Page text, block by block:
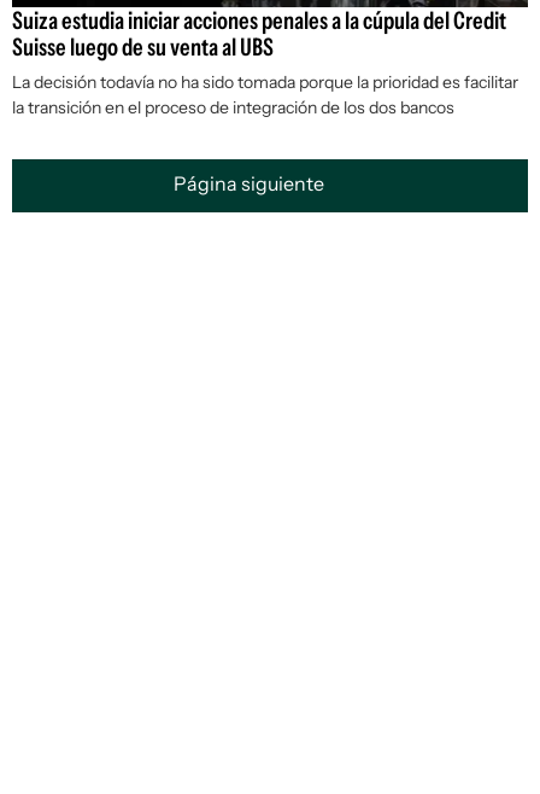
Suiza estudia iniciar acciones penales a la cúpula del Credit
Suisse luego de su venta al UBS
La decisión todavía no ha sido tomada porque la prioridad es facilitar
la transición en el proceso de integración de los dos bancos
Página siguiente